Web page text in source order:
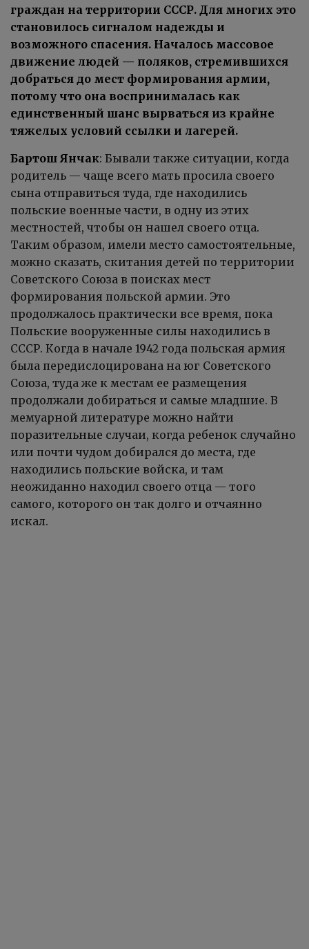
граждан на территории СССР. Для многих это
становилось сигналом надежды и
возможного спасения. Началось массовое
движение людей — поляков, стремившихся
добраться до мест формирования армии,
потому что она воспринималась как
единственный шанс вырваться из крайне
тяжелых условий ссылки и лагерей.
Бартош Янчак: Бывали также ситуации, когда
родитель — чаще всего мать просила своего
сына отправиться туда, где находились
польские военные части, в одну из этих
местностей, чтобы он нашел своего отца.
Таким образом, имели место самостоятельные,
можно сказать, скитания детей по территории
Советского Союза в поисках мест
формирования польской армии. Это
продолжалось практически все время, пока
Польские вооруженные силы находились в
СССР. Когда в начале 1942 года польская армия
была передислоцирована на юг Советского
Союза, туда же к местам ее размещения
продолжали добираться и самые младшие. В
мемуарной литературе можно найти
поразительные случаи, когда ребенок случайно
или почти чудом добирался до места, где
находились польские войска, и там
неожиданно находил своего отца — того
самого, которого он так долго и отчаянно
искал.